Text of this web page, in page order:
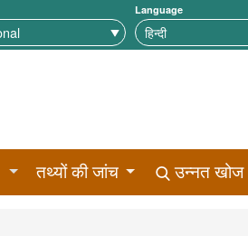
Language
तथ्यों की जांच उन्नत खोज